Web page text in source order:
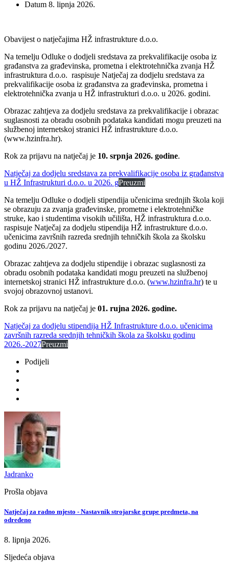
Datum 8. lipnja 2026.
Obavijest o natječajima HŽ infrastrukture d.o.o.
Na temelju Odluke o dodjeli sredstava za prekvalifikacije osoba iz
građanstva za građevinska, prometna i elektrotehnička zvanja HŽ
infrastruktura d.o.o. raspisuje Natječaj za dodjelu sredstava za
prekvalifikacije osoba iz građanstva za građevinska, prometna i
elektrotehnička zvanja u HŽ infrastrukturi d.o.o. u 2026. godini.
Obrazac zahtjeva za dodjelu sredstava za prekvalifikacije i obrazac
suglasnosti za obradu osobnih podataka kandidati mogu preuzeti na
službenoj internetskoj stranici HŽ infrastrukture d.o.o.
(www.hzinfra.hr).
Rok za prijavu na natječaj je 10. srpnja 2026. godine.
Natječaj za dodjelu sredstava za prekvalifikacije osoba iz građanstva
u HŽ Infrastrukturi d.o.o. u 2026. gPreuzmi
Na temelju Odluke o dodjeli stipendija učenicima srednjih škola koji
se obrazuju za zvanja građevinske, prometne i elektrotehničke
struke, kao i studentima visokih učilišta, HŽ infrastruktura d.o.o.
raspisuje Natječaj za dodjelu stipendija HŽ infrastrukture d.o.o.
učenicima završnih razreda srednjih tehničkih škola za školsku
godinu 2026./2027.
Obrazac zahtjeva za dodjelu stipendije i obrazac suglasnosti za
obradu osobnih podataka kandidati mogu preuzeti na službenoj
internetskoj stranici HŽ infrastrukture d.o.o. (www.hzinfra.hr) te u
svojoj obrazovnoj ustanovi.
Rok za prijavu na natječaj je 01. rujna 2026. godine.
Natječaj za dodjelu stipendija HŽ Infrastrukture d.o.o. učenicima
završnih razreda srednjih tehničkih škola za školsku godinu
2026.-2027Preuzmi
Podijeli
Jadranko
Prošla objava
Natječaj za radno mjesto - Nastavnik strojarske grupe predmeta, na
određeno
8. lipnja 2026.
Sljedeća objava